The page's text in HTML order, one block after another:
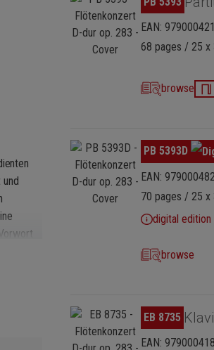
EAN:
68 pages / 25
browse
Skip image galleryPB 5393D
EAN:
70 pages / 25
digital edition
browse
Skip image galleryEB 8735
EAN: